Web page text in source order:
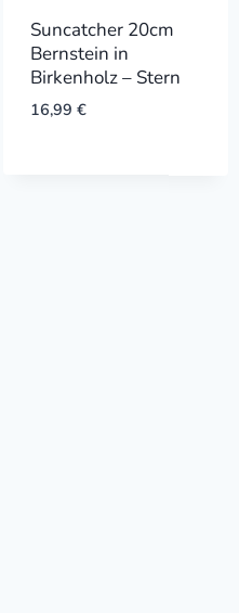
Suncatcher 20cm
Bernstein in
Birkenholz – Stern
16,99 €